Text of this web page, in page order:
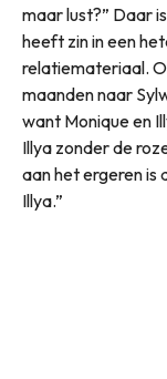
maar lust?” Daar
heeft zin in een
relatiemateriaal.
maanden naar
want Monique en
Illya zonder de
aan het ergeren is
Illya.”